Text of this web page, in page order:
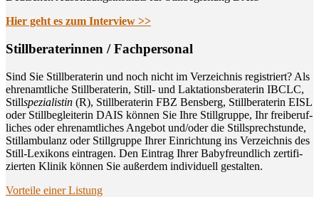
Hier geht es zum Interview >>
Still­be­ra­te­rin­nen / Fachpersonal
Sind Sie Still­be­ra­te­rin und noch nicht im Ver­zeich­nis regis­triert? Als
ehren­amt­li­che Still­be­ra­te­rin, Still- und Lak­ta­ti­ons­be­ra­te­rin IBCLC,
Stillspe­zia­lis­tin (R), Still­be­ra­te­rin FBZ Bens­berg, Still­be­ra­te­rin EISL
oder Still­be­glei­te­rin DAIS kön­nen Sie Ihre Still­grup­pe, Ihr frei­be­ruf­
li­ches oder ehren­amt­li­ches Ange­bot und/oder die Still­sprech­stun­de,
Still­am­bu­lanz oder Still­grup­pe Ihrer Ein­rich­tung ins Ver­zeich­nis des
Still-Lexi­kons ein­tra­gen. Den Ein­trag Ihrer Baby­freund­lich zer­ti­fi­
zier­ten Kli­nik kön­nen Sie außer­dem indi­vi­du­ell gestalten.
Vor­tei­le einer Listung